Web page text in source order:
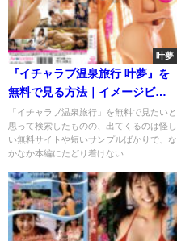
叶夢
『イチャラブ温泉旅行 叶夢』を
無料で見る方法｜イメージビデ
オを安全にフル視聴
「イチャラブ温泉旅行」を無料で見たいと
思って検索したものの、出てくるのは怪し
い無料サイトや短いサンプルばかりで、な
かなか本編にたどり着けない...